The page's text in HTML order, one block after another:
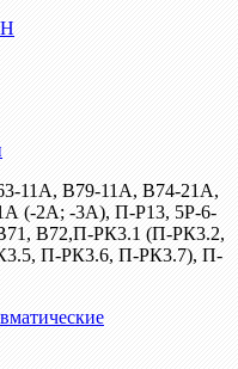
11А, В79-11А, В74-21А,
(-2А; -3А), П-Р13, 5Р-6-
В72,П-РК3.1 (П-РК3.2,
П-РК3.6, П-РК3.7), П-